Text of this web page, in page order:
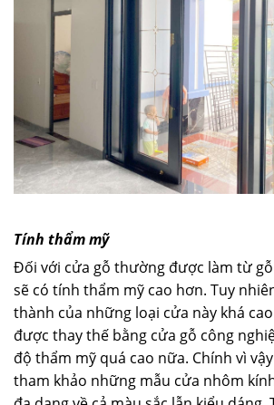
Tính thẩm mỹ
Đối với cửa gỗ thường được làm từ
sẽ có tính thẩm mỹ cao hơn. Tuy
thành của những loại cửa này khá
được thay thế bằng cửa gỗ công
độ thẩm mỹ quá cao nữa. Chính vì
tham khảo những mẫu cửa nhôm